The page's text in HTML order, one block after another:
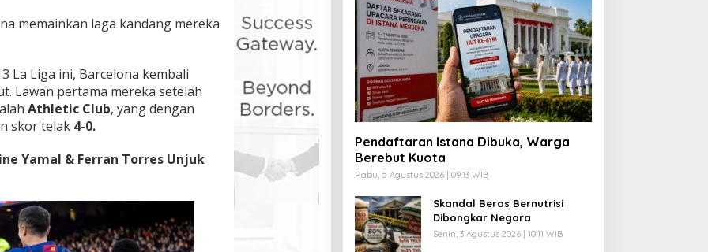
memainkan laga kandang mereka
La Liga ini, Barcelona kembali
Lawan pertama mereka setelah
Athletic Club, yang dengan
skor telak 4-0.
Yamal & Ferran Torres Unjuk
Pendaftaran Istana Dibuka, Warga
Berebut Kuota
Rabu, 5 Agustus 2026 | 09:13 WIB
Skandal Beras Bernutrisi
Dibongkar Negara
Senin, 3 Agustus 2026 | 10:11 WIB